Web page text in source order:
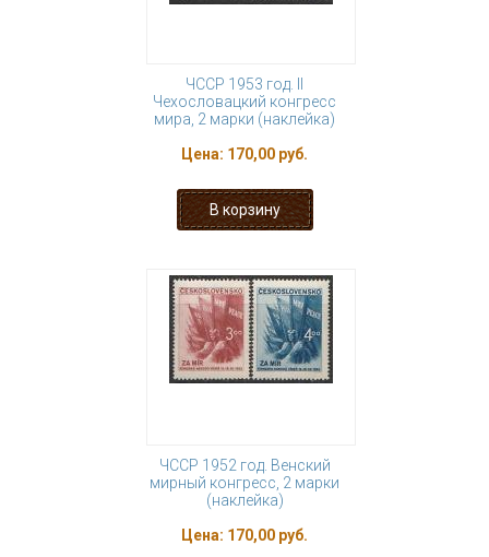
ЧССР 1953 год. II
Чехословацкий конгресс
мира, 2 марки (наклейка)
Цена: 170,00 руб.
ЧССР 1952 год. Венский
мирный конгресс, 2 марки
(наклейка)
Цена: 170,00 руб.